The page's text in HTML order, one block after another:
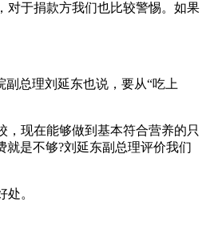
对于捐款方我们也比较警惕。如果
总理刘延东也说，要从“吃上
现在能够做到基本符合营养的只
是不够?刘延东副总理评价我们
。